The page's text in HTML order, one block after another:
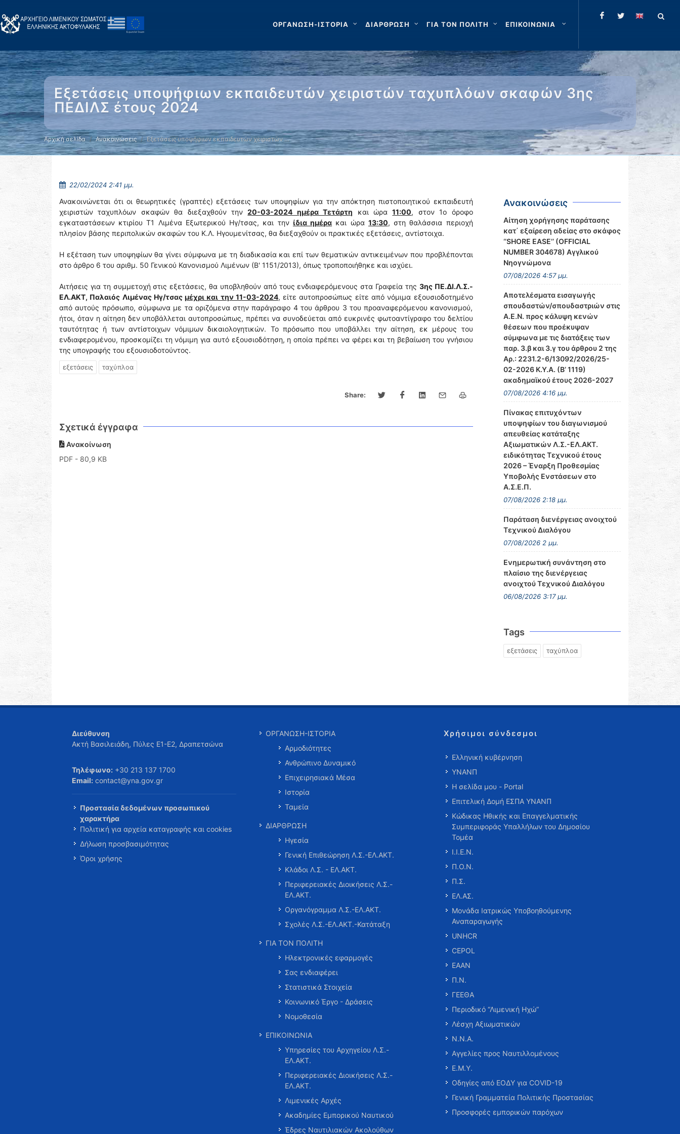
ΟΡΓΑΝΩΣΗ-ΙΣΤΟΡΙΑ ΔΙΑΡΘΡΩΣΗ ΓΙΑ ΤΟΝ ΠΟΛΙΤΗ ΕΠΙΚΟΙΝΩΝΙΑ
Εξετάσεις υποψήφιων εκπαιδευτών χειριστών ταχυπλόων σκαφών 3ης
ΠΕΔΙΛΣ έτους 2024
Αρχική σελίδα Ανακοινώσεις Εξετάσεις υποψήφιων εκπαιδευτών χειριστών …
22/02/2024 2:41 μμ.
Ανακοινώνεται ότι οι θεωρητικές (γραπτές) εξετάσεις των υποψηφίων για την απόκτηση πιστοποιητικού εκπαιδευτή
χειριστών ταχυπλόων σκαφών θα διεξαχθούν την20-03-2024 ημέρα Τετάρτη και ώρα11:00, στον 1ο όροφο
εγκαταστάσεων κτιρίου Τ1 Λιμένα Εξωτερικού Ηγ/τσας, και την ίδια ημέρα και ώρα 13:30, στη θαλάσσια περιοχή
πλησίον βάσης περιπολικών σκαφών του Κ.Λ. Ηγουμενίτσας, θα διεξαχθούν οι πρακτικές εξετάσεις, αντίστοιχα.
Η εξέταση των υποψηφίων θα γίνει σύμφωνα με τη διαδικασία και επί των θεματικών αντικειμένων που προβλέπονται
στο άρθρο 6 του αριθμ. 50 Γενικού Κανονισμού Λιμένων (Β' 1151/2013), όπως τροποποιήθηκε και ισχύει.
Αιτήσεις για τη συμμετοχή στις εξετάσεις, θα υποβληθούν από τους ενδιαφερόμενους στα Γραφεία της 3ης ΠΕ.ΔΙ.Λ.Σ.-
ΕΛ.ΑΚΤ, Παλαιός Λιμένας Ηγ/τσαςμέχρι και την 11-03-2024, είτε αυτοπροσώπως είτε από νόμιμα εξουσιοδοτημένο
από αυτούς πρόσωπο, σύμφωνα με τα οριζόμενα στην παράγραφο 4 του άρθρου 3 του προαναφερόμενου κανονισμού,
ήτοι, όταν η αίτηση δεν υποβάλλεται αυτοπροσώπως, πρέπει να συνοδεύεται από ευκρινές φωτοαντίγραφο του δελτίου
ταυτότητας ή των αντίστοιχων νόμιμων δικαιολογητικών. Το πρόσωπο που υποβάλλει την αίτηση, εκ μέρους του
ενδιαφερομένου, προσκομίζει τη νόμιμη για αυτό εξουσιοδότηση, η οποία πρέπει να φέρει και τη βεβαίωση του γνήσιου
της υπογραφής του εξουσιοδοτούντος.
εξετάσεις ταχύπλοα
Share:
Σχετικά έγγραφα
Ανακοίνωση
PDF - 80,9 KB
Ανακοινώσεις
Αίτηση χορήγησης παράτασης
κατ΄ εξαίρεση αδείας στο σκάφος
‘’SHORE EASE’’ (OFFICIAL
NUMBER 304678) Αγγλικού
Νηογνώμονα
07/08/2026 4:57 μμ.
Αποτελέσματα εισαγωγής
σπουδαστών/σπουδαστριών στις
Α.Ε.Ν. προς κάλυψη κενών
θέσεων που προέκυψαν
σύμφωνα με τις διατάξεις των
παρ. 3.β και 3.γ του άρθρου 2 της
Αρ.: 2231.2-6/13092/2026/25-
02-2026 Κ.Υ.Α. (Β’ 1119)
ακαδημαϊκού έτους 2026-2027
07/08/2026 4:16 μμ.
Πίνακας επιτυχόντων
υποψηφίων του διαγωνισμού
απευθείας κατάταξης
Αξιωματικών Λ.Σ.-ΕΛ.ΑΚΤ.
ειδικότητας Τεχνικού έτους
2026 – Έναρξη Προθεσμίας
Υποβολής Ενστάσεων στο
Α.Σ.Ε.Π.
07/08/2026 2:18 μμ.
Παράταση διενέργειας ανοιχτού
Τεχνικού Διαλόγου
07/08/2026 2 μμ.
Ενημερωτική συνάντηση στο
πλαίσιο της διενέργειας
ανοιχτού Τεχνικού Διαλόγου
06/08/2026 3:17 μμ.
Tags
εξετάσεις ταχύπλοα
Διεύθυνση
Ακτή Βασιλειάδη, Πύλες Ε1-Ε2, Δραπετσώνα
Τηλέφωνο: +30 213 137 1700
Email: contact@yna.gov.gr
Προστασία δεδομένων προσωπικού
χαρακτήρα
Πολιτική για αρχεία καταγραφής και cookies
Δήλωση προσβασιμότητας
Όροι χρήσης
ΟΡΓΑΝΩΣΗ-ΙΣΤΟΡΙΑ
Αρμοδιότητες
Ανθρώπινο Δυναμικό
Επιχειρησιακά Μέσα
Ιστορία
Ταμεία
ΔΙΑΡΘΡΩΣΗ
Ηγεσία
Γενική Επιθεώρηση Λ.Σ.-ΕΛ.ΑΚΤ.
Κλάδοι Λ.Σ. - ΕΛ.ΑΚΤ.
Περιφερειακές Διοικήσεις Λ.Σ.-
ΕΛ.ΑΚΤ.
Οργανόγραμμα Λ.Σ.-ΕΛ.ΑΚΤ.
Σχολές Λ.Σ.-ΕΛ.ΑΚΤ.-Κατάταξη
ΓΙΑ ΤΟΝ ΠΟΛΙΤΗ
Ηλεκτρονικές εφαρμογές
Σας ενδιαφέρει
Στατιστικά Στοιχεία
Κοινωνικό Έργο - Δράσεις
Νομοθεσία
ΕΠΙΚΟΙΝΩΝΙΑ
Υπηρεσίες του Αρχηγείου Λ.Σ.-
ΕΛ.ΑΚΤ.
Περιφερειακές Διοικήσεις Λ.Σ.-
ΕΛ.ΑΚΤ.
Λιμενικές Αρχές
Ακαδημίες Εμπορικού Ναυτικού
Έδρες Ναυτιλιακών Ακολούθων
Χρήσιμοι σύνδεσμοι
Ελληνική κυβέρνηση
ΥΝΑΝΠ
Η σελίδα μου - Portal
Επιτελική Δομή ΕΣΠΑ ΥΝΑΝΠ
Κώδικας Ηθικής και Επαγγελματικής
Συμπεριφοράς Υπαλλήλων του Δημοσίου
Τομέα
Ι.Ι.Ε.Ν.
Π.Ο.Ν.
Π.Σ.
ΕΛ.ΑΣ.
Μονάδα Ιατρικώς Υποβοηθούμενης
Αναπαραγωγής
UNHCR
CEPOL
ΕΑΑΝ
Π.Ν.
ΓΕΕΘΑ
Περιοδικό “Λιμενική Ηχώ”
Λέσχη Αξιωματικών
Ν.Ν.Α.
Αγγελίες προς Ναυτιλλομένους
Ε.Μ.Υ.
Οδηγίες από ΕΟΔΥ για COVID-19
Γενική Γραμματεία Πολιτικής Προστασίας
Προσφορές εμπορικών παρόχων